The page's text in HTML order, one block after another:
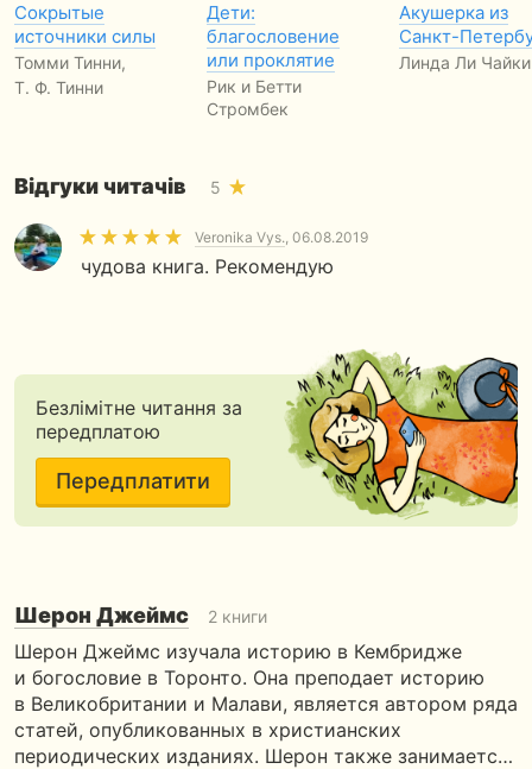
Сокрытые
источники силы
Томми Тинни,
Т. Ф. Тинни
Дети:
благословение
или проклятие
Рик и Бетти
Стромбек
Акушерка из
Санкт-
Линда Ли
Відгуки читачів 5
Veronika Vys., 06.08.2019
чудова книга. Рекомендую
Безлімітне читання за
передплатою
Передплатити
Шерон Джеймс 2 книги
Шерон Джеймс изучала историю в Кембридже
и богословие в Торонто. Она преподает историю
в Великобритании и Малави, является автором ряда
статей, опубликованных в христианских
периодических изданиях. Шерон также занимаетс…